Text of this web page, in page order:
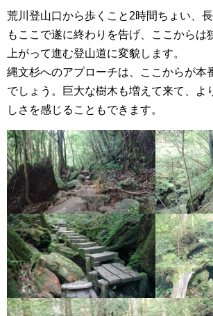
荒川登山口から歩くこと2時間ちょい、
もここで遂に終わりを告げ、ここからは
上がって進む登山道に変貌します。
縄文杉へのアプローチは、ここからが本
でしょう。巨大な樹木も増えて来て、よ
しさを感じることもできます。